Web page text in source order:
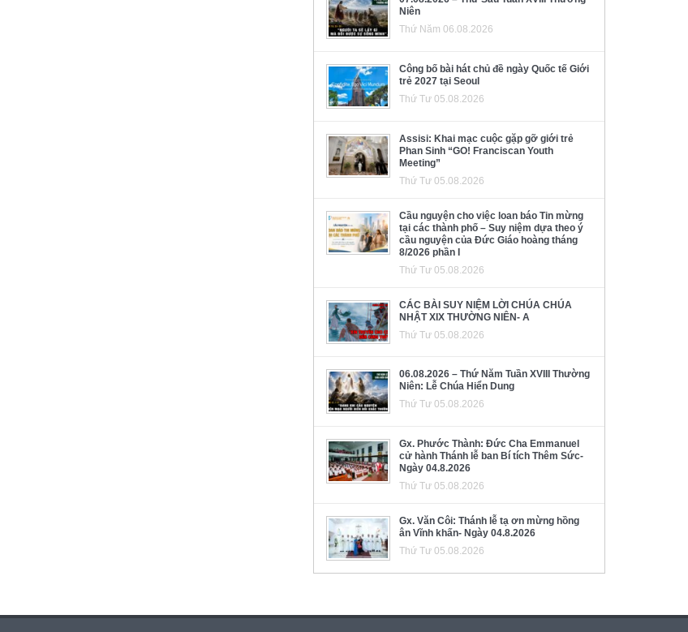
Niên
Thứ Năm 06.08.2026
Công bố bài hát chủ đề ngày Quốc tế Giới
trẻ 2027 tại Seoul
Thứ Tư 05.08.2026
Assisi: Khai mạc cuộc gặp gỡ giới trẻ
Phan Sinh “GO! Franciscan Youth
Meeting”
Thứ Tư 05.08.2026
Cầu nguyện cho việc loan báo Tin mừng
tại các thành phố – Suy niệm dựa theo ý
cầu nguyện của Đức Giáo hoàng tháng
8/2026 phần I
Thứ Tư 05.08.2026
CÁC BÀI SUY NIỆM LỜI CHÚA CHÚA
NHẬT XIX THƯỜNG NIÊN- A
Thứ Tư 05.08.2026
06.08.2026 – Thứ Năm Tuần XVIII Thường
Niên: Lễ Chúa Hiển Dung
Thứ Tư 05.08.2026
Gx. Phước Thành: Đức Cha Emmanuel
cử hành Thánh lễ ban Bí tích Thêm Sức-
Ngày 04.8.2026
Thứ Tư 05.08.2026
Gx. Văn Côi: Thánh lễ tạ ơn mừng hồng
ân Vĩnh khấn- Ngày 04.8.2026
Thứ Tư 05.08.2026